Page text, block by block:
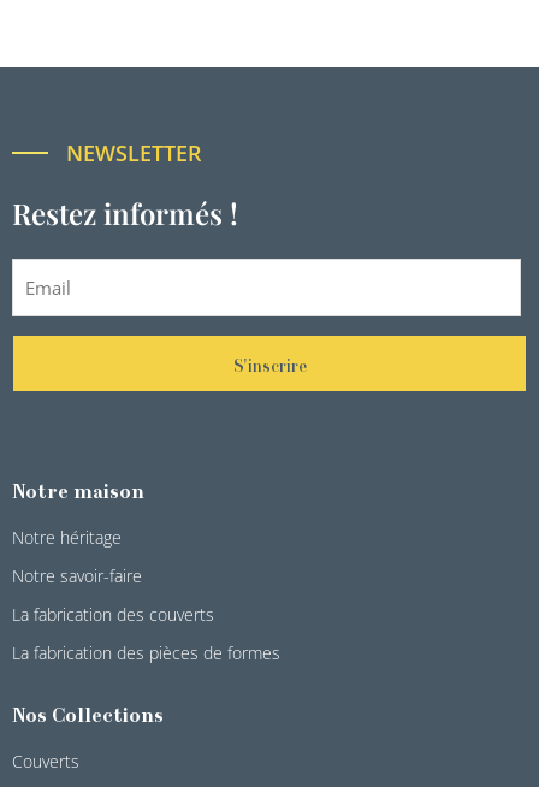
NEWSLETTER
Restez informés !
S'inscrire
Notre maison
Notre héritage
Notre savoir-faire
La fabrication des couverts
La fabrication des pièces de formes
Nos Collections
Couverts